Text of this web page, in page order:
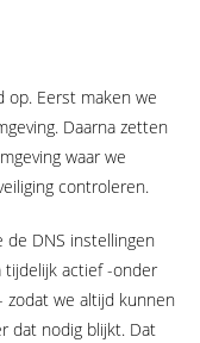
op. Eerst maken we
Daarna zetten
waar we
controleren.
de DNS instellingen
tijdelijk actief -onder
zodat we altijd kunnen
dat nodig blijkt. Dat